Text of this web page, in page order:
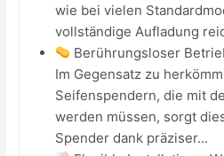
wie bei vielen
vollständige Aufladung
Berührungsloser
Im Gegensatz zu
Seifenspendern, die mit
werden müssen, sorgt
Spender dank präziser...